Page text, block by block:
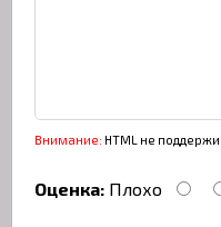
Внимание: HTML не
Оценка: Плохо